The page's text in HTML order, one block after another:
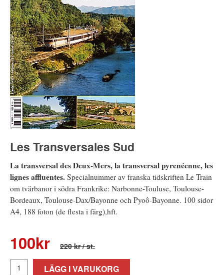
Les Transversales Sud
La transversal des Deux-Mers, la transversal pyrenéenne, les
lignes affluentes. Specialnummer av franska tidskriften Le Train
om tvärbanor i södra Frankrike: Narbonne-Touluse, Toulouse-
Bordeaux, Toulouse-Dax/Bayonne och Pyoô-Bayonne. 100 sidor
A4, 188 foton (de flesta i färg),hft.
100kr 220 kr/ st.
LÄGG I VARUKORG